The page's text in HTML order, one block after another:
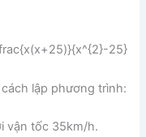
lập phương trình:
vận tốc 35km/h.